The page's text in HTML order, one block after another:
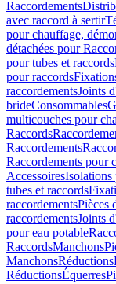
Raccordements
avec raccord à sertir
pour chauffage,
détachées pour
pour tubes et raccords
pour raccords
raccordementsJoints
brideConsommables
multicouches pour
Raccords
Raccordements
Raccordements pour
AccessoiresIsolations
tubes et raccords
raccordementsPièces
raccordementsJoints
pour eau potable
RaccordsManchons
ManchonsRéductions
RéductionsÉquerres